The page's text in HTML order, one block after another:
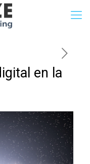
en la